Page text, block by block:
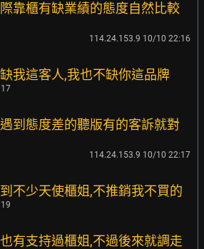
靠櫃有缺業績的態度自然比較
114.24.153.9 10/10 22:16
我這客人,我也不缺你這品牌
到態度差的聽版有的客訴就對
114.24.153.9 10/10 22:17
不少天使櫃姐,不推銷我不買的
有支持過櫃姐,不過後來就調走